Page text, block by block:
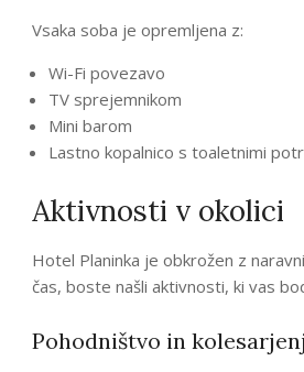
Vsaka soba je opremljena z:
Wi-Fi povezavo
TV sprejemnikom
Mini barom
Lastno kopalnico s toaletnimi
Aktivnosti v okolici
Hotel Planinka je obkrožen z
čas, boste našli aktivnosti, ki vas
Pohodništvo in